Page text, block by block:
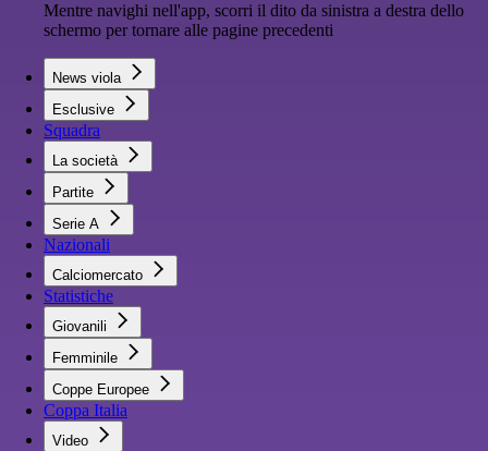
Mentre navighi nell'app, scorri il dito da sinistra a destra dello
schermo per tornare alle pagine precedenti
News viola
Esclusive
Squadra
La società
Partite
Serie A
Nazionali
Calciomercato
Statistiche
Giovanili
Femminile
Coppe Europee
Coppa Italia
Video